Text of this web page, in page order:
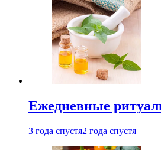
Ежедневные
3 года спустя2 года спустя